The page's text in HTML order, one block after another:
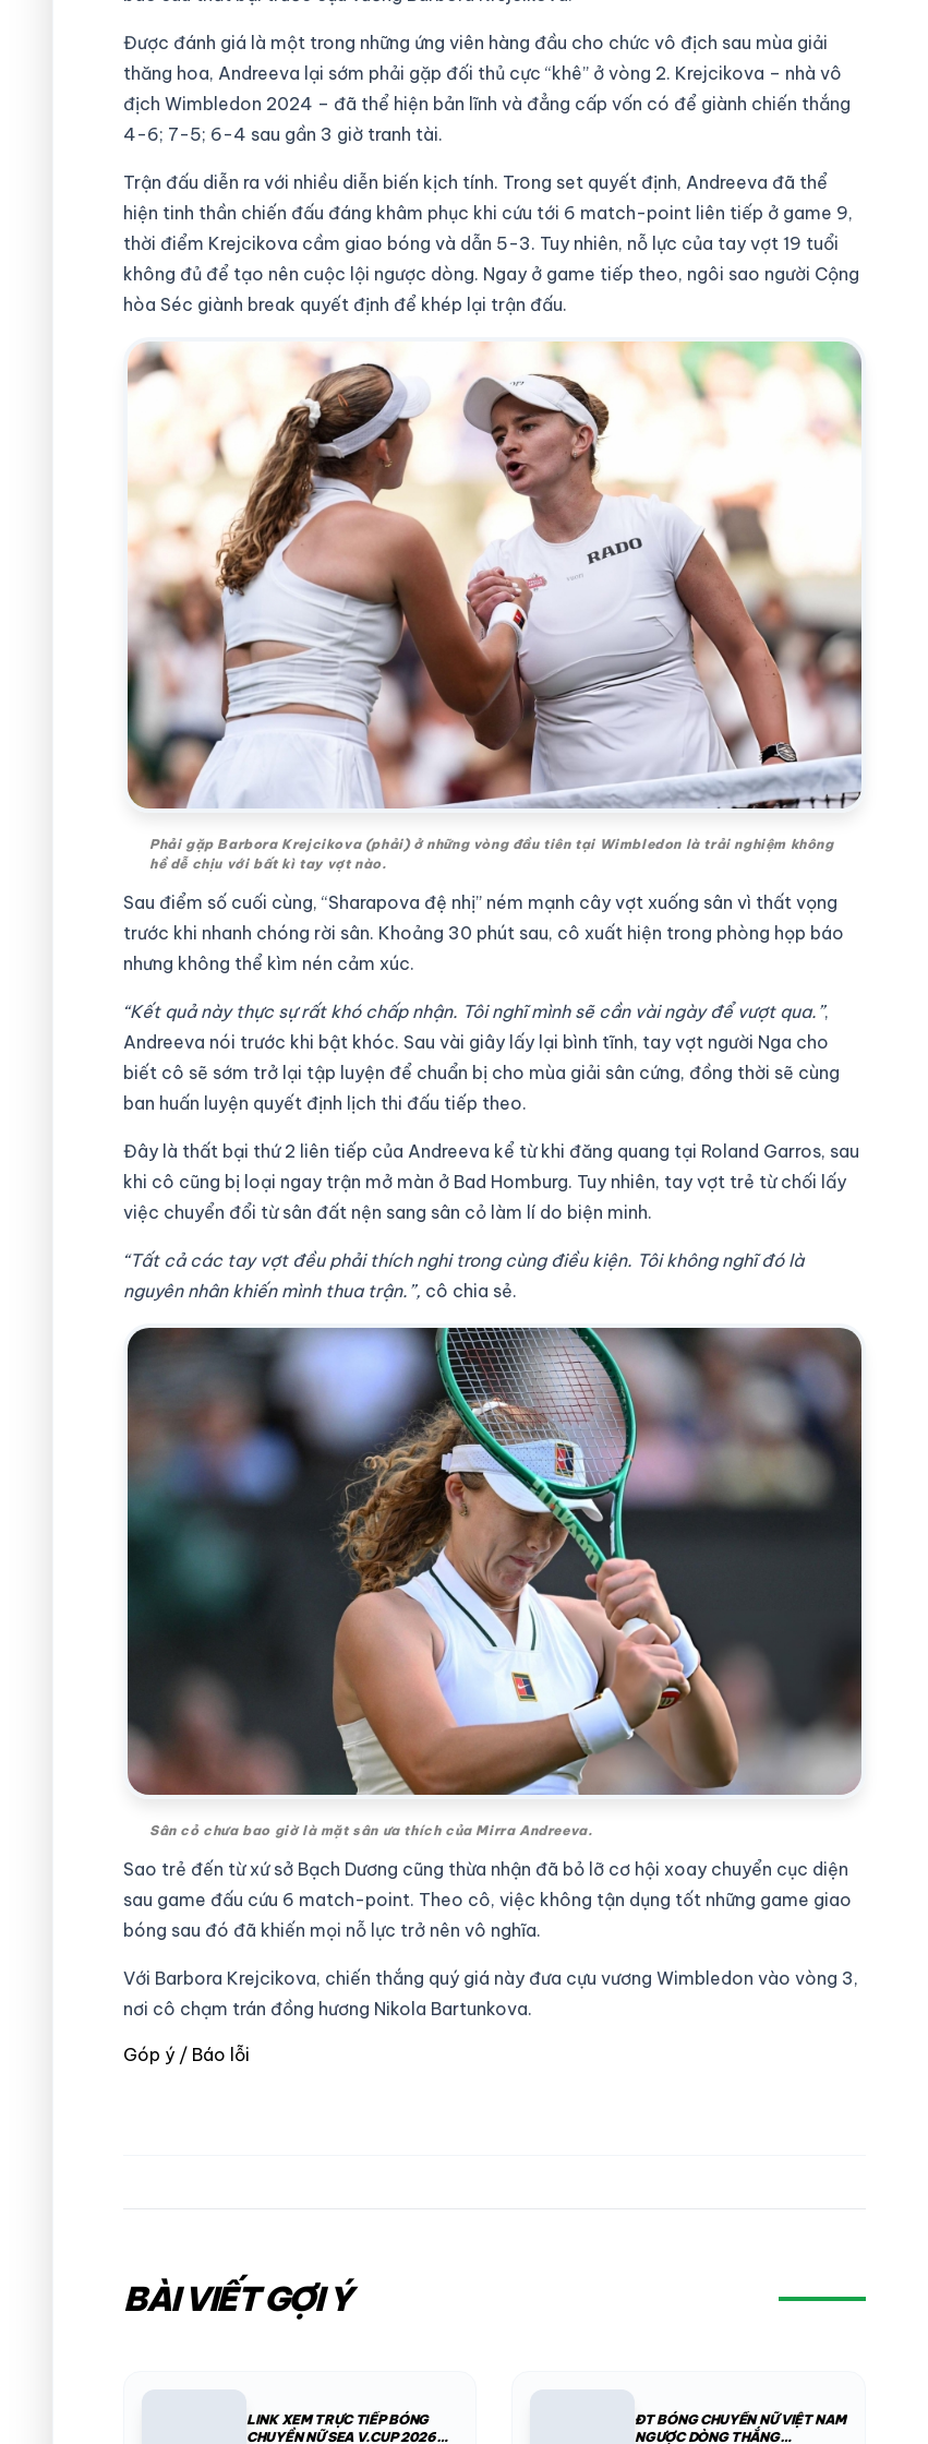
Được đánh giá là một trong những ứng viên hàng đầu cho chức vô địch sau mùa giải
thăng hoa, Andreeva lại sớm phải gặp đối thủ cực “khê” ở vòng 2. Krejcikova – nhà vô
địch Wimbledon 2024 – đã thể hiện bản lĩnh và đẳng cấp vốn có để giành chiến thắng
4-6; 7-5; 6-4 sau gần 3 giờ tranh tài.
Trận đấu diễn ra với nhiều diễn biến kịch tính. Trong set quyết định, Andreeva đã thể
hiện tinh thần chiến đấu đáng khâm phục khi cứu tới 6 match-point liên tiếp ở game 9,
thời điểm Krejcikova cầm giao bóng và dẫn 5-3. Tuy nhiên, nỗ lực của tay vợt 19 tuổi
không đủ để tạo nên cuộc lội ngược dòng. Ngay ở game tiếp theo, ngôi sao người Cộng
hòa Séc giành break quyết định để khép lại trận đấu.
Phải gặp Barbora Krejcikova (phải) ở những vòng đầu tiên tại Wimbledon là trải nghiệm không
hề dễ chịu với bất kì tay vợt nào.
Sau điểm số cuối cùng, “Sharapova đệ nhị” ném mạnh cây vợt xuống sân vì thất vọng
trước khi nhanh chóng rời sân. Khoảng 30 phút sau, cô xuất hiện trong phòng họp báo
nhưng không thể kìm nén cảm xúc.
“Kết quả này thực sự rất khó chấp nhận. Tôi nghĩ mình sẽ cần vài ngày để vượt qua.”,
Andreeva nói trước khi bật khóc. Sau vài giây lấy lại bình tĩnh, tay vợt người Nga cho
biết cô sẽ sớm trở lại tập luyện để chuẩn bị cho mùa giải sân cứng, đồng thời sẽ cùng
ban huấn luyện quyết định lịch thi đấu tiếp theo.
Đây là thất bại thứ 2 liên tiếp của Andreeva kể từ khi đăng quang tại Roland Garros, sau
khi cô cũng bị loại ngay trận mở màn ở Bad Homburg. Tuy nhiên, tay vợt trẻ từ chối lấy
việc chuyển đổi từ sân đất nện sang sân cỏ làm lí do biện minh.
“Tất cả các tay vợt đều phải thích nghi trong cùng điều kiện. Tôi không nghĩ đó là
nguyên nhân khiến mình thua trận.”, cô chia sẻ.
Sân cỏ chưa bao giờ là mặt sân ưa thích của Mirra Andreeva.
Sao trẻ đến từ xứ sở Bạch Dương cũng thừa nhận đã bỏ lỡ cơ hội xoay chuyển cục diện
sau game đấu cứu 6 match-point. Theo cô, việc không tận dụng tốt những game giao
bóng sau đó đã khiến mọi nỗ lực trở nên vô nghĩa.
Với Barbora Krejcikova, chiến thắng quý giá này đưa cựu vương Wimbledon vào vòng 3,
nơi cô chạm trán đồng hương Nikola Bartunkova.
Góp ý / Báo lỗi
BÀI VIẾT GỢI Ý
LINK XEM TRỰC TIẾP BÓNG
CHUYỀN NỮ SEA V.CUP 2026
ĐT BÓNG CHUYỀN NỮ VIỆT NAM
NGƯỢC DÒNG THẮNG